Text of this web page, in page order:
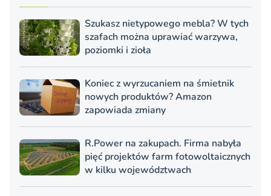
Szukasz nietypowego mebla? W tych
szafach można uprawiać warzywa,
poziomki i zioła
Koniec z wyrzucaniem na śmietnik
nowych produktów? Amazon
zapowiada zmiany
R.Power na zakupach. Firma nabyła
pięć projektów farm fotowoltaicznych
w kilku województwach